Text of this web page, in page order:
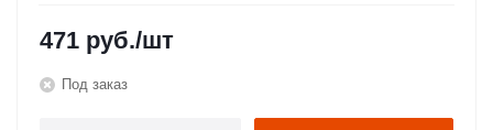
471 руб./шт
Под заказ